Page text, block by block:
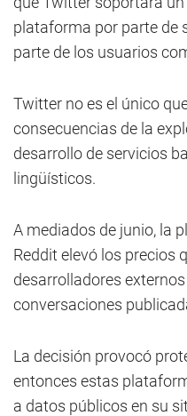
plataforma por parte de
parte de los usuarios
Twitter no es el único
consecuencias de la
desarrollo de servicios
lingüísticos.
A mediados de junio, la
Reddit elevó los precios
desarrolladores
conversaciones
La decisión provocó
entonces estas
a datos públicos en su